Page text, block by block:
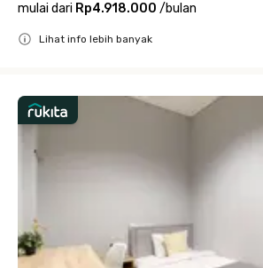
mulai dari Rp4.918.000 /bulan
Lihat info lebih banyak